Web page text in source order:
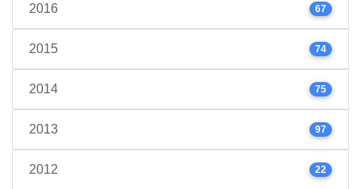
2016 67
2015 74
2014 75
2013 97
2012 22